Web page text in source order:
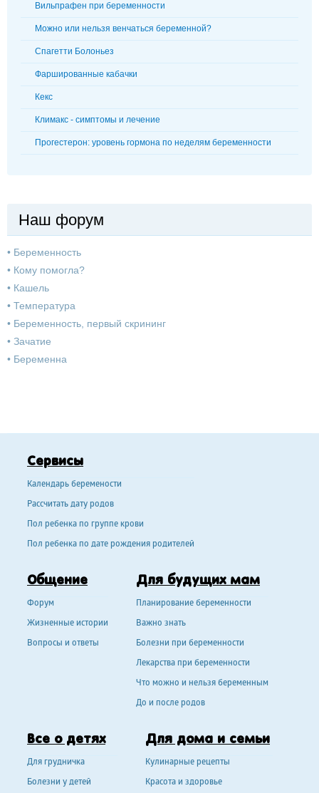
Вильпрафен при беременности
Можно или нельзя венчаться беременной?
Спагетти Болоньез
Фаршированные кабачки
Кекс
Климакс - симптомы и лечение
Прогестерон: уровень гормона по неделям беременности
Наш форум
• Беременность
• Кому помогла?
• Кашель
• Температура
• Беременность, первый скрининг
• Зачатие
• Беременна
Сервисы
Календарь беремености
Рассчитать дату родов
Пол ребенка по группе крови
Пол ребенка по дате рождения родителей
Общение
Форум
Жизненные истории
Вопросы и ответы
Для будущих мам
Планирование беременности
Важно знать
Болезни при беременности
Лекарства при беременности
Что можно и нельзя беременным
До и после родов
Все о детях
Для грудничка
Болезни у детей
Для дома и семьи
Кулинарные рецепты
Красота и здоровье